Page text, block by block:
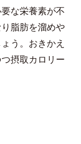
な栄養素が不
脂肪を溜めや
う。おきかえ
摂取カロリー